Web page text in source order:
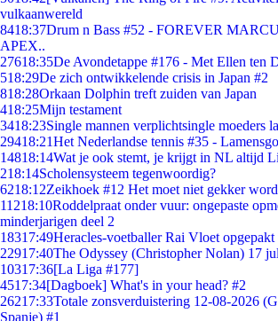
vulkaanwereld
8418:37Drum n Bass #52 - FOREVER
APEX..
27618:35De Avondetappe #176 - Met Ellen ten
518:29De zich ontwikkelende crisis in Japan #2
818:28Orkaan Dolphin treft zuiden van Japan
418:25Mijn testament
3418:23Single mannen verplichtsingle moeders
29418:21Het Nederlandse tennis #35 -
14818:14Wat je ook stemt, je krijgt in NL altijd
218:14Scholensysteem tegenwoordig?
6218:12Zeikhoek #12 Het moet niet gekker
11218:10Roddelpraat onder vuur: ongepaste
minderjarigen deel 2
18317:49Heracles-voetballer Rai Vloet
22917:40The Odyssey (Christopher Nolan) 17
10317:36[La Liga #177]
4517:34[Dagboek] What's in your head? #2
26217:33Totale zonsverduistering 12-08-2026
Spanje) #1